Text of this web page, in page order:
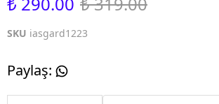
SKU iasgard1223
Paylaş: